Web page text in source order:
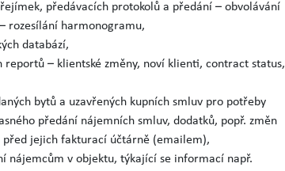
předávacích protokolů a předání – obvolávání
rozesílání harmonogramu,
databází,
reportů – klientské změny, noví klienti, contract status,
bytů a uzavřených kupních smluv pro potřeby
předání nájemních smluv, dodatků, popř. změn
před jejich fakturací účtárně (emailem),
nájemcům v objektu, týkající se informací např.